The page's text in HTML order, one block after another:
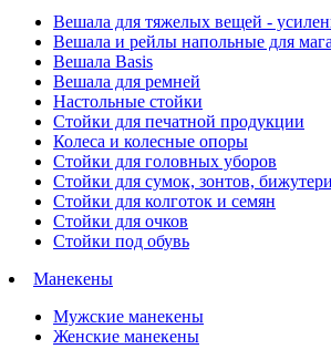
Вешала для тяжелых вещей -
Вешала и рейлы напольные для
Вешала Basis
Вешала для ремней
Настольные стойки
Стойки для печатной продукции
Колеса и колесные опоры
Стойки для головных уборов
Стойки для сумок, зонтов,
Стойки для колготок и семян
Стойки для очков
Стойки под обувь
Манекены
Мужские манекены
Женские манекены